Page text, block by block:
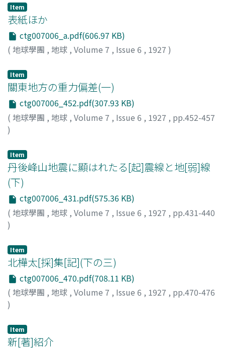
Item
表紙ほか
ctg007006_a.pdf(606.97 KB)
( 地球學團 , 地球 , Volume 7 , Issue 6 , 1927 )
Item
關東地方の重力偏差(一)
ctg007006_452.pdf(307.93 KB)
( 地球學團 , 地球 , Volume 7 , Issue 6 , 1927 , pp.452-457
)
Item
丹後峰山地震に顯はれたる[起]震線と地[弱]線
(下)
ctg007006_431.pdf(575.36 KB)
( 地球學團 , 地球 , Volume 7 , Issue 6 , 1927 , pp.431-440
)
Item
北樺太[採]集[記](下の三)
ctg007006_470.pdf(708.11 KB)
( 地球學團 , 地球 , Volume 7 , Issue 6 , 1927 , pp.470-476
)
Item
新[著]紹介